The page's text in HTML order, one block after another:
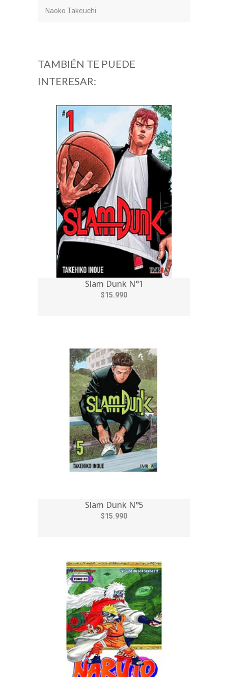
Naoko Takeuchi
TAMBIÉN TE PUEDE
INTERESAR:
Slam Dunk N°1
$15.990
Slam Dunk N°5
$15.990